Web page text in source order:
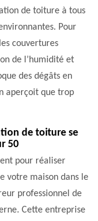
de toiture à tous
Pour
couvertures
de l’humidité et
des dégâts en
aperçoit que trop
de toiture se
50
pour réaliser
votre maison dans le
professionnel de
Cette entreprise